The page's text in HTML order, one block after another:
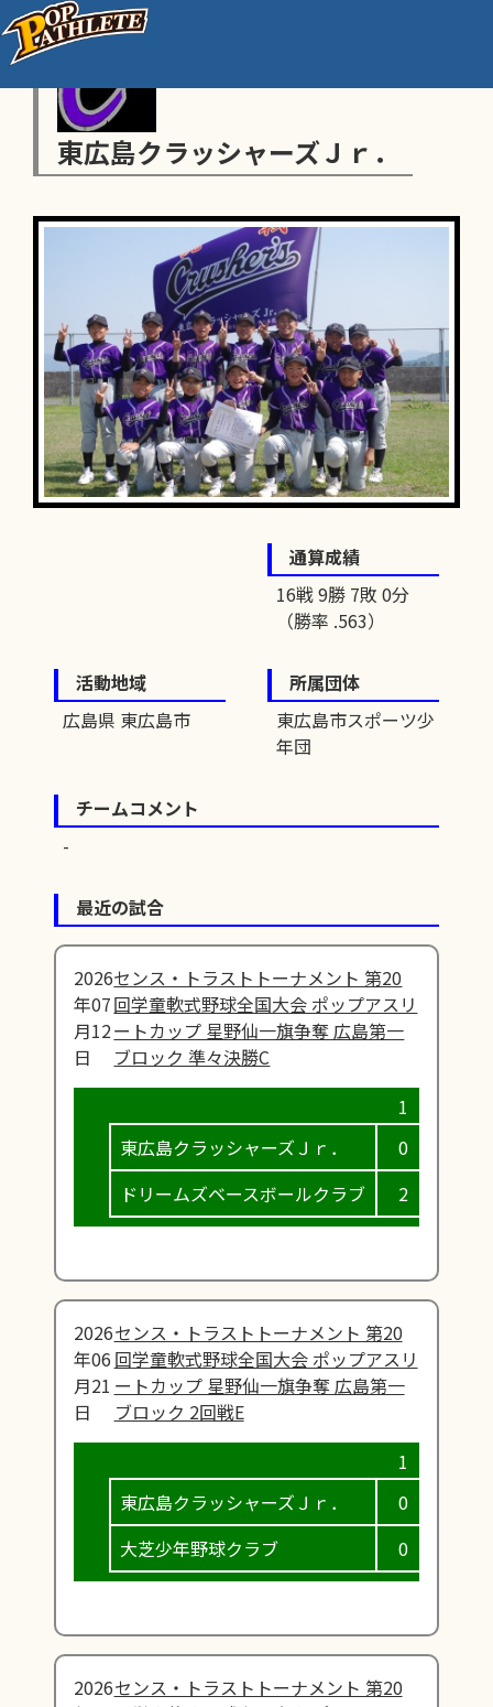
東広島クラッシャーズＪｒ．
通算成績
16戦 9勝 7敗 0分
（勝率 .563）
活動地域
広島県 東広島市
所属団体
東広島市スポーツ少
年団
チームコメント
最近の試合
2026
年07
月12
日
センス・トラストトーナメント 第20
回学童軟式野球全国大会 ポップアスリ
ートカップ 星野仙一旗争奪 広島第一
ブロック 準々決勝C
東広島クラッシャーズＪｒ．
ドリームズベースボールクラブ
0
2
2026
年06
月21
日
センス・トラストトーナメント 第20
回学童軟式野球全国大会 ポップアスリ
ートカップ 星野仙一旗争奪 広島第一
ブロック 2回戦E
東広島クラッシャーズＪｒ．
大芝少年野球クラブ
0
0
2026センス・トラストトーナメント 第20